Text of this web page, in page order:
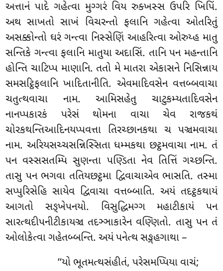
અત્તાનં પાદે ગહેત્વા મુગ્ગરં વિય રુક્ખસ્સ ઉપરિ ખિપિં.
અથ સાખતો સાખં વિચરન્તો ફલાનિ ગહેત્વા ઓતરિતું
અસક્કોન્તો ઘરં ગન્ત્વા નિસ્સેણિં આહરિત્વા ઓરુય્હ માતુ
સન્તિકે ગન્ત્વા ફલાનિ માતુયા અદાસિં. તાનિ પન મહન્તાનિ
હોન્તિ ચાટિપ્પ માણાનિ. તતો મે માતરા એકાસને નિસિન્નાય
સમસટ્ઠિફલાનિ ખાદિતાનીતિ. એવમાદિવસેન વત્તબ્બવાચા
ચતુત્થવાચા નામ. આમિસહેતુ ચાટુકમ્યતાદિવસેન
નાનપ્પકારકં પરેસં થોમના વાચા ચેવ રાજકથં
ચોરકથન્તિઆદિનયપ્પવત્તા તિરચ્છાનકથા ચ પઞ્ચમવાચા
નામ. અરિયસચ્ચસન્નિસ્સિતા ધમ્મકથા છટ્ઠમવાચા નામ. તં
પન વસ્સસતમ્પિ સુણન્તા પણ્ડિતા નેવ તિત્તિં ગચ્છન્તિ.
તાસુ પન ભગવા તતિયછટ્ઠમા દ્વિવાચાએવ ભાસતિ. તસ્મા
સપ્પુરિસેહિ સાયેવ દ્વિવાચા વત્તબ્બાતિ. અયં તદટ્ઠકથાયં
આગતો સઙ્ખેપનયો. વિસુદ્ધિમગ્ગ મહાટીકાયં પન
સારત્થદીપનીટીકાયઞ્ચ તદઞ્ઞાકારેન વણ્ણિતો. તાસુ પન તં
ઓલોકેત્વા ગહેતબ્બન્તિ. અયં પનેત્થ સઙ્ગહગાથા –
‘‘યો ભૂતમત્થસંહીતં, પરેસમપ્પિયા વાચં;